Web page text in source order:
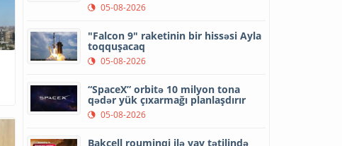
05-08-2026
"Falcon 9" raketinin bir hissəsi Ayla
toqquşacaq
05-08-2026
“SpaceX” orbitə 10 milyon tona
qədər yük çıxarmağı planlaşdırır
05-08-2026
Bakcell rouminqi ilə yay tətilində